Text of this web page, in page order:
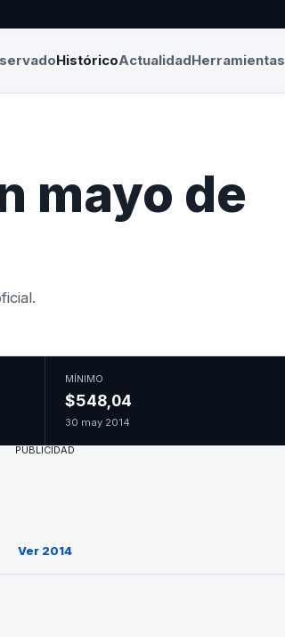
HistóricoActualidadHerramientas
mayo de
MÍNIMO
$548,04
30 may 2014
PUBLICIDAD
Ver 2014